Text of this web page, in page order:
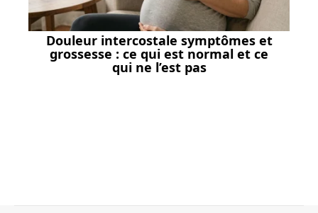
Douleur intercostale symptômes et
grossesse : ce qui est normal et ce
qui ne l’est pas